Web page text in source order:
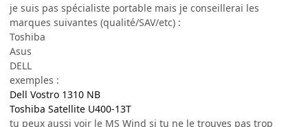
je suis pas spécialiste portable mais je conseillerai les
marques suivantes (qualité/SAV/etc) :
Toshiba
Asus
DELL
exemples :
Dell Vostro 1310 NB
Toshiba Satellite U400-13T
tu peux aussi voir le MS Wind si tu ne le trouves pas trop